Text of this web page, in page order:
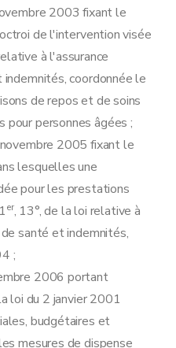
2003 fixant le
de l'intervention visée
à l'assurance
coordonnée le
de repos et de soins
pour personnes âgées ;
2005 fixant le
lesquelles une
pour les prestations
er, 13°, de la loi relative à
santé et indemnités,
;
2006 portant
loi du 2 janvier 2001
budgétaires et
mesures de dispense